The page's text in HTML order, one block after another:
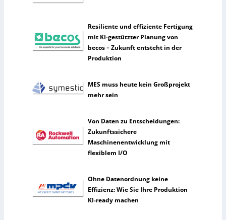
t
z
s
e
n
n
Resiliente und effiziente Fertigung
mit KI-gestützter Planung von
becos – Zukunft entsteht in der
Produktion
MES muss heute kein Großprojekt
mehr sein
Von Daten zu Entscheidungen:
Zukunftssichere
Maschinenentwicklung mit
flexiblem I/O
Ohne Datenordnung keine
Effizienz: Wie Sie Ihre Produktion
KI-ready machen